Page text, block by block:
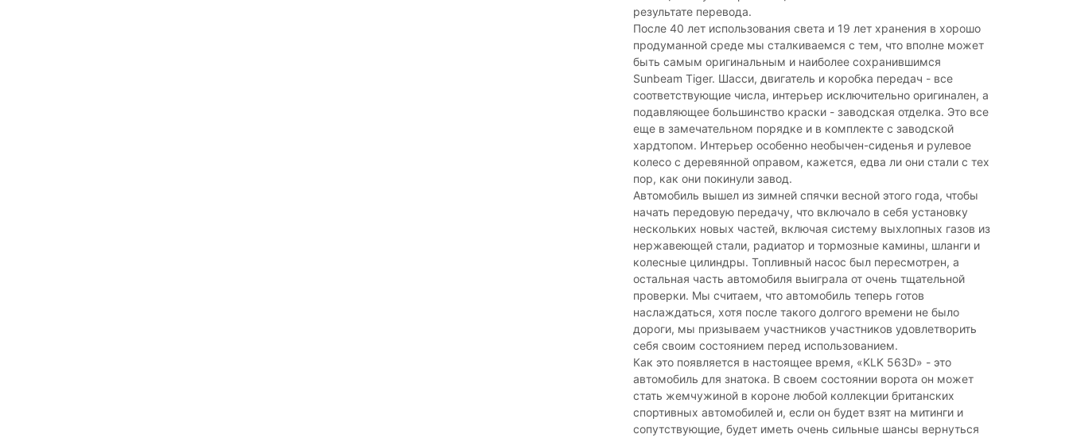
результате перевода.
После 40 лет использования света и 19 лет хранения в хорошо
продуманной среде мы сталкиваемся с тем, что вполне может
быть самым оригинальным и наиболее сохранившимся
Sunbeam Tiger. Шасси, двигатель и коробка передач - все
соответствующие числа, интерьер исключительно оригинален, а
подавляющее большинство краски - заводская отделка. Это все
еще в замечательном порядке и в комплекте с заводской
хардтопом. Интерьер особенно необычен-сиденья и рулевое
колесо с деревянной оправом, кажется, едва ли они стали с тех
пор, как они покинули завод.
Автомобиль вышел из зимней спячки весной этого года, чтобы
начать передовую передачу, что включало в себя установку
нескольких новых частей, включая систему выхлопных газов из
нержавеющей стали, радиатор и тормозные камины, шланги и
колесные цилиндры. Топливный насос был пересмотрен, а
остальная часть автомобиля выиграла от очень тщательной
проверки. Мы считаем, что автомобиль теперь готов
наслаждаться, хотя после такого долгого времени не было
дороги, мы призываем участников участников удовлетворить
себя своим состоянием перед использованием.
Как это появляется в настоящее время, «KLK 563D» - это
автомобиль для знатока. В своем состоянии ворота он может
стать жемчужиной в короне любой коллекции британских
спортивных автомобилей и, если он будет взят на митинги и
сопутствующие, будет иметь очень сильные шансы вернуться